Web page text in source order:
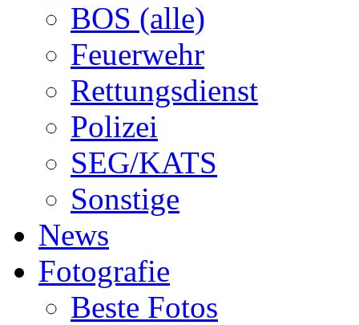
BOS (alle)
Feuerwehr
Rettungsdienst
Polizei
SEG/KATS
Sonstige
News
Fotografie
Beste Fotos